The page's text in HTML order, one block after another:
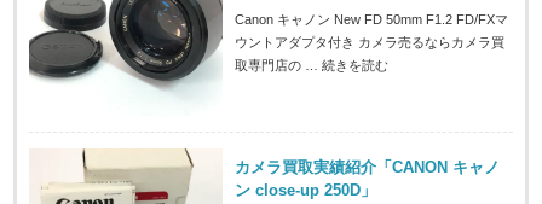
Canon キャノン New FD 50mm F1.2 FD/FXマ
ウントアダプタ付き カメラ売るならカメラ買
取専門店の …続きを読む
カメラ買取実績紹介「CANON キャノ
ン close-up 250D」